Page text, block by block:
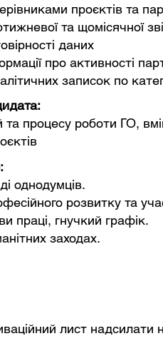
проєктів та
та щомісячної
даних
про активності
записок по
та процесу роботи ГО,
однодумців.
розвитку та
праці, гнучкий графік.
заходах.
лист надсилати